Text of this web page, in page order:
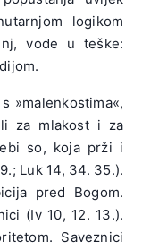
logikom
vode u teške:
»malenkostima«,
za mlakost i za
so, koja prži i
Luk 14, 34. 35.).
pred Bogom.
(Iv 10, 12. 13.).
Saveznici